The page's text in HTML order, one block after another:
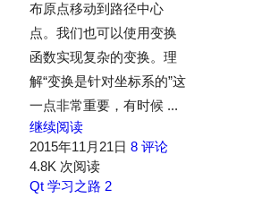
布原点移动到路径中心
点。我们也可以使用变换
函数实现复杂的变换。理
解“变换是针对坐标系的”这
一点非常重要，有时候 ...
继续阅读
2015年11月21日 8 评论
4.8K 次阅读
Qt 学习之路 2